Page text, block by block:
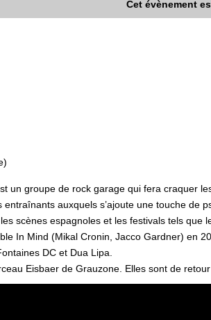
Cet évènement
un groupe de rock garage qui fera craquer
auxquels s’ajoute une touche de
scènes espagnoles et les festivals tels
In Mind (Mikal Cronin, Jacco Gardner) en
DC et Dua Lipa.
Eisbaer de Grauzone. Elles sont de